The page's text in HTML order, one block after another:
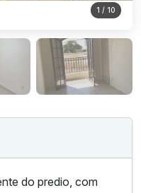
1 / 10
do predio, com